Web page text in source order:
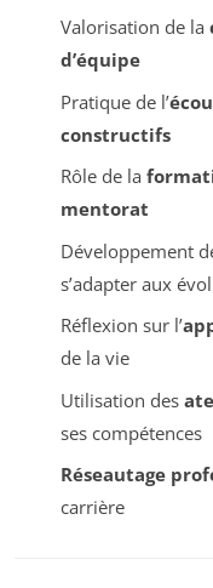
Valorisation de la
d’équipe
Pratique de l’
constructifs
Rôle de la
mentorat
Développement
s’adapter aux
Réflexion sur l’
de la vie
Utilisation des
ses compétences
Réseautage
carrière